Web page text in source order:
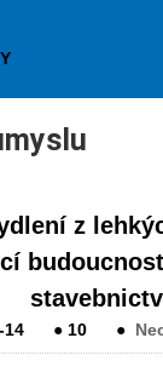
z
14 ●10 ●